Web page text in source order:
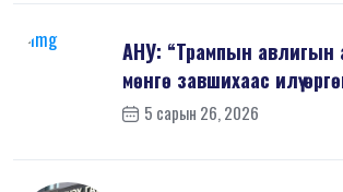
АНУ: “Трампын авлигын
мөнгө завшихаас илүү
шин...
5 сарын 26, 2026